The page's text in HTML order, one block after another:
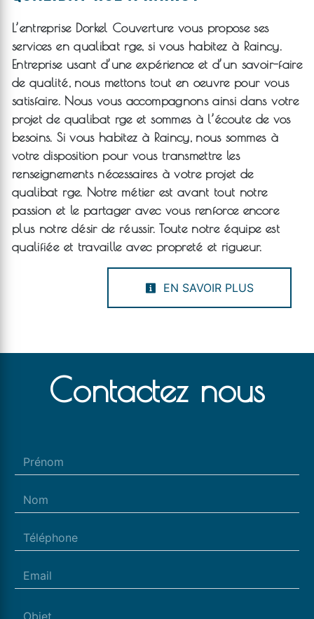
L’entreprise Dorkel Couverturevous propose ses
services enqualibat rge, si vous habitez à Raincy.
Entreprise usant d’une expérience et d’un savoir-faire
de qualité, nous mettons tout en oeuvre pour vous
satisfaire. Nous vous accompagnons ainsi dans votre
projet de qualibat rgeet sommes à l’écoute de vos
besoins. Si vous habitez à Raincy, nous sommes à
votre disposition pour vous transmettre les
renseignements nécessaires à votre projet de
qualibat rge. Notre métier est avant tout notre
passion et le partager avec vous renforce encore
plus notre désir de réussir. Toute notre équipe est
qualifiée et travaille avec propreté et rigueur.
EN SAVOIR PLUS
Contactez nous